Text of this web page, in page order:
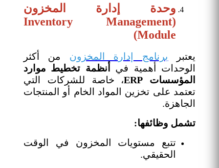
وحدة إدارة المخزون
(Inventory Management
Module)
يعتبر برنامج إدارة المخزون من أكثر
الوحدات أهمية في
أنظمة تخطيط موارد
المؤسسات ERP
، خاصة للشركات التي
تعتمد على تخزين المواد الخام أو المنتجات
الجاهزة.
تشمل وظائفها:
تتبع مستويات المخزون في الوقت
الحقيقي.